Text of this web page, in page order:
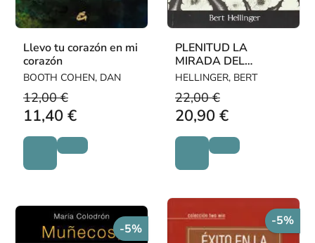
Llevo tu corazón en mi
corazón
BOOTH COHEN, DAN
12,00 €
11,40 €
PLENITUD LA
MIRADA DEL
NAHUAL
HELLINGER, BERT
22,00 €
20,90 €
-5%
-5%